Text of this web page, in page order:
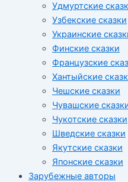
Удмуртские
Узбекские сказки
Украинские
Финские сказки
Французские
Хантыйские
Чешские сказки
Чувашские
Чукотские сказки
Шведские сказки
Якутские сказки
Японские сказки
Зарубежные авторы